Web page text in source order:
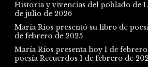
Historia y vivencias del poblado de
de julio de 2026
María Ríos presentó su libro de
de febrero de 2025
María Ríos presenta hoy 1 de
poesía Recuerdos 1 de febrero de